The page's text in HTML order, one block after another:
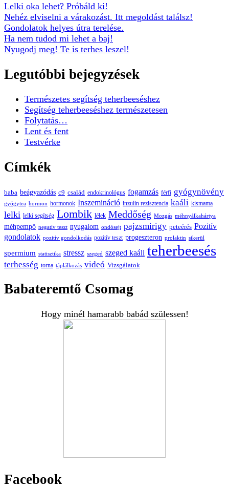
Lelki oka lehet? Próbáld ki!
Nehéz elviselni a várakozást. Itt megoldást találsz!
Gondolatok helyes útra terelése.
Ha nem tudod mi lehet a baj!
Nyugodj meg! Te is terhes leszel!
Legutóbbi bejegyzések
Természetes segítség teherbeeséshez
Segítség teherbeeséshez természetesen
Folytatás…
Lent és fent
Testvérke
Címkék
baba beágyazódás c9 család endokrinológus fogamzás férfi gyógynövény
gyógytea hormon hormonok Inszemináció inzulin rezisztencia kaáli kismama
lelki lelki segítség Lombik lélek Meddőség Mozgás méhnyálkahártya
méhpempő negatív teszt nyugalom ondósejt pajzsmirigy peteérés Pozitív
gondolatok pozitív gondolkodás pozitív teszt progeszteron prolaktin sikerül
spermium statisztika stressz szeged szeged kaáli teherbeesés
terhesség torna táplálkozás videó Vizsgálatok
Babateremtő Csomag
Hogy minél hamarabb babád szülessen!
Facebook